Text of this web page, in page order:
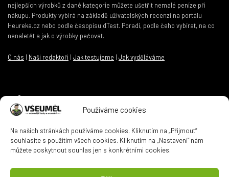
Používáme cookies
Na našich stránkách používáme cookies. Kliknutím na „Přijmout“
souhlasíte s použitím všech cookies. Kliknutím na „Nastavení“ nám
můžete poskytnout souhlas jen s konkrétními cookies.
nejlepších výrobků z dané kategorie můžete ušetřit nemalé peníze při
nákupu. Produkty vybírá na základě uživatelských recenzí na portálu
Heureka.cz nebo podle časopisu dTest. Poradí, podle čeho vybírat, na co
nenaletět a jak o výrobky pečovat.
O nás | Naši redaktoři | Jak testujeme | Jak vyděláváme
Informace